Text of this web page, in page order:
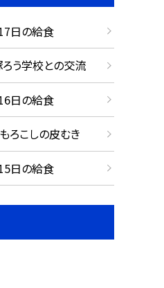
日の給食
う学校との交流
日の給食
ろこしの皮むき
日の給食